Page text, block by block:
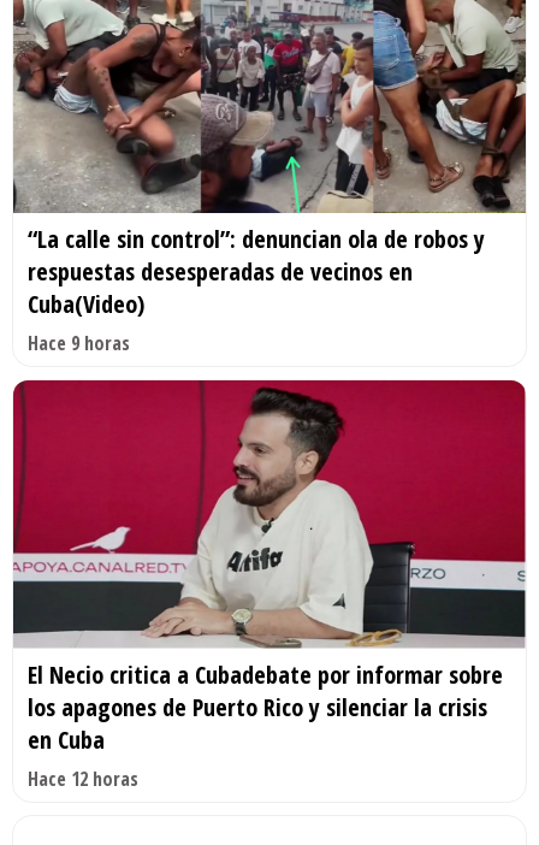
“La calle sin control”: denuncian ola de robos y
respuestas desesperadas de vecinos en
Cuba(Video)
Hace 9 horas
El Necio critica a Cubadebate por informar sobre
los apagones de Puerto Rico y silenciar la crisis
en Cuba
Hace 12 horas